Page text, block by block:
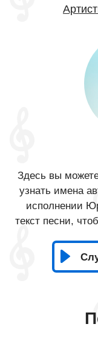
Здесь вы
узнать имена
исполнении
текст песни,